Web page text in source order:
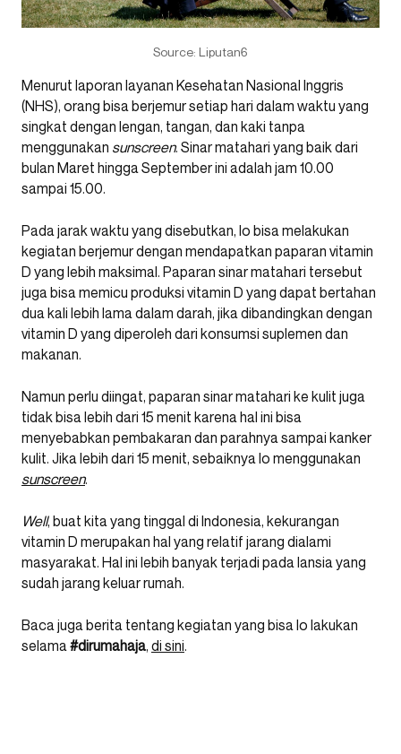
Source: Liputan6
Menurut laporan layanan Kesehatan Nasional Inggris
(NHS), orang bisa berjemur setiap hari dalam waktu yang
singkat dengan lengan, tangan, dan kaki tanpa
menggunakan sunscreen. Sinar matahari yang baik dari
bulan Maret hingga September ini adalah jam 10.00
sampai 15.00.
Pada jarak waktu yang disebutkan, lo bisa melakukan
kegiatan berjemur dengan mendapatkan paparan vitamin
D yang lebih maksimal. Paparan sinar matahari tersebut
juga bisa memicu produksi vitamin D yang dapat bertahan
dua kali lebih lama dalam darah, jika dibandingkan dengan
vitamin D yang diperoleh dari konsumsi suplemen dan
makanan.
Namun perlu diingat, paparan sinar matahari ke kulit juga
tidak bisa lebih dari 15 menit karena hal ini bisa
menyebabkan pembakaran dan parahnya sampai kanker
kulit. Jika lebih dari 15 menit, sebaiknya lo menggunakan
sunscreen.
Well, buat kita yang tinggal di Indonesia, kekurangan
vitamin D merupakan hal yang relatif jarang dialami
masyarakat. Hal ini lebih banyak terjadi pada lansia yang
sudah jarang keluar rumah.
Baca juga berita tentang kegiatan yang bisa lo lakukan
selama #dirumahaja, di sini.